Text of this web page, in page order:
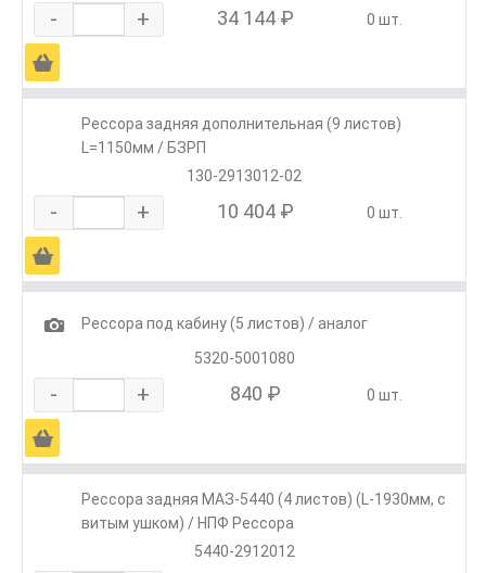
- + 34 144 ₽ 0 шт.
Ä
Рессора задняя дополнительная (9 листов)
L=1150мм / БЗРП
130-2913012-02
- + 10 404 ₽ 0 шт.
Ä
1
Рессора под кабину (5 листов) / аналог
5320-5001080
- + 840 ₽ 0 шт.
Ä
Рессора задняя МАЗ-5440 (4 листов) (L-1930мм, с
витым ушком) / НПФ Рессора
5440-2912012